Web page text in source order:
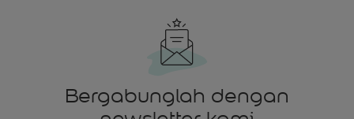
Bergabunglah dengan